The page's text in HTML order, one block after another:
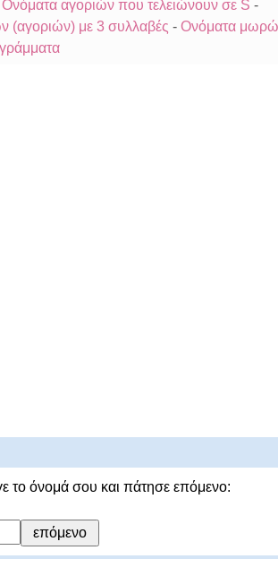
Ονόματα αγοριών που τελειώνουν σε S -
(αγοριών) με 3 συλλαβές - Ονόματα
το όνομά σου και πάτησε επόμενο: